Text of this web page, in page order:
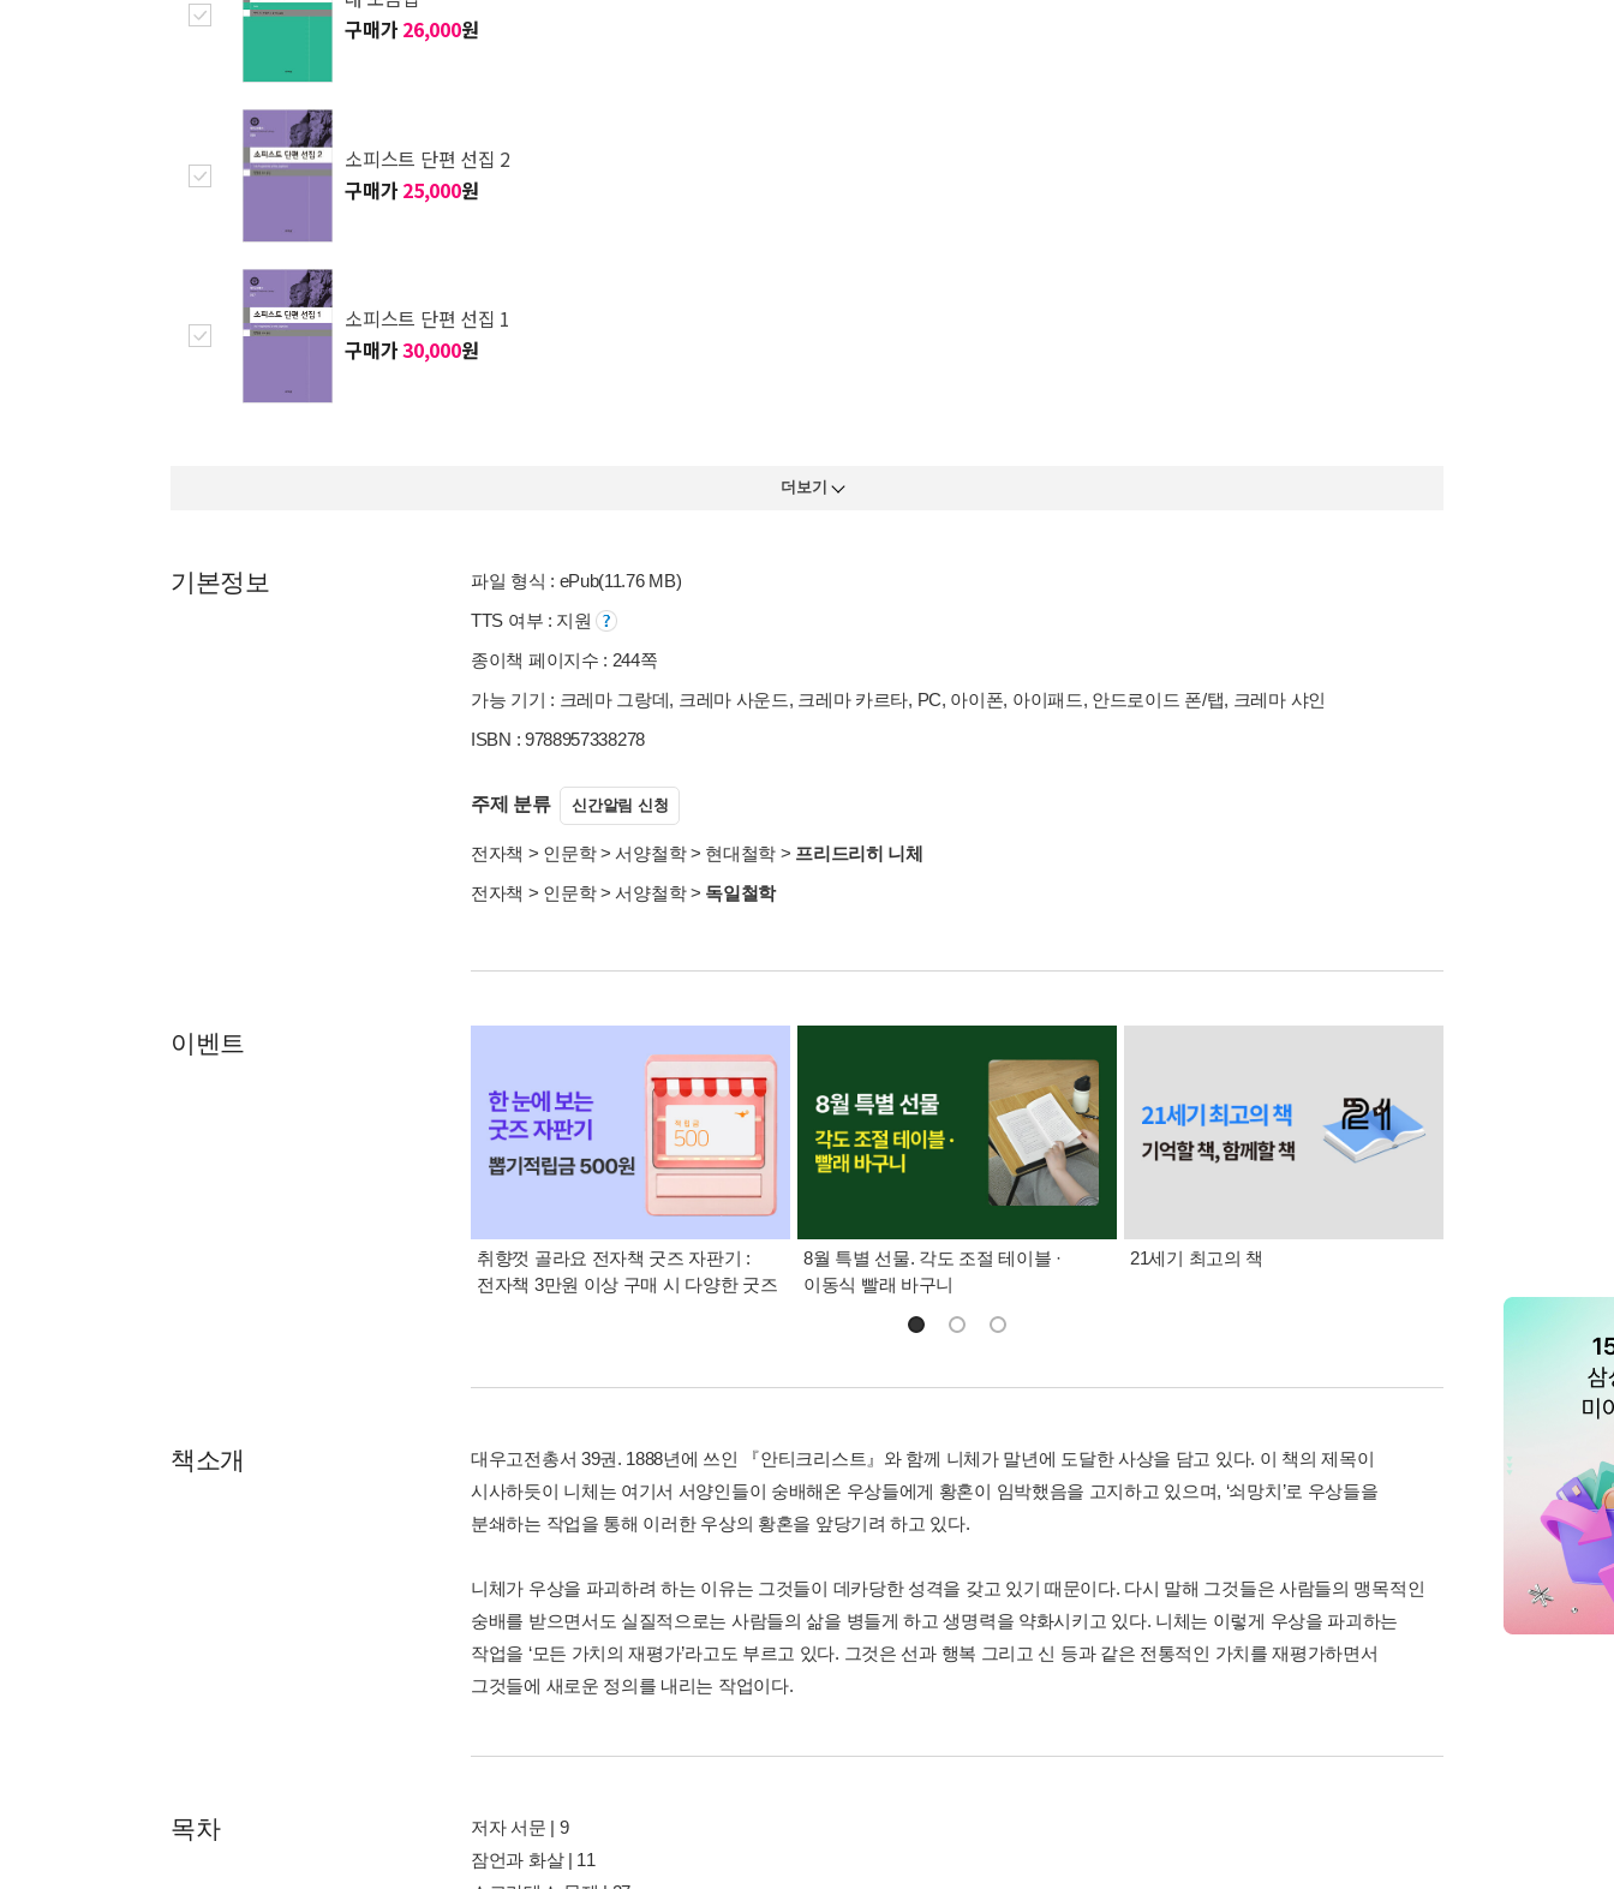
구매가 26,000원
소피스트 단편 선집 2
구매가 25,000원
소피스트 단편 선집 1
구매가30,000원
더보기
기본정보
파일 형식 : ePub(11.76 MB)
TTS 여부 : 지원
종이책 페이지수 : 244쪽
가능 기기 : 크레마 그랑데, 크레마 사운드, 크레마 카르타, PC, 아이폰, 아이패드, 안드로이드 폰/탭, 크레마 샤인
ISBN : 9788957338278
주제 분류 신간알림 신청
전자책 > 인문학>서양철학> 현대철학 > 프리드리히 니체
전자책 > 인문학>서양철학> 독일철학
이벤트
취향껏 골라요 전자책 굿즈 자판기 :
전자책 3만원 이상 구매 시 다양한 굿즈
8월 특별 선물. 각도 조절 테이블 ·
이동식 빨래 바구니
21세기 최고의 책
책소개
대우고전총서 39권. 1888년에 쓰인 『안티크리스트』와 함께 니체가 말년에 도달한 사상을 담고 있다. 이 책의 제목이
시사하듯이 니체는 여기서 서양인들이 숭배해온 우상들에게 황혼이 임박했음을 고지하고 있으며, ‘쇠망치’로 우상들을
분쇄하는 작업을 통해 이러한 우상의 황혼을 앞당기려 하고 있다.
니체가 우상을 파괴하려 하는 이유는 그것들이 데카당한 성격을 갖고 있기 때문이다. 다시 말해 그것들은 사람들의 맹목적인
숭배를 받으면서도 실질적으로는 사람들의 삶을 병들게 하고 생명력을 약화시키고 있다. 니체는 이렇게 우상을 파괴하는
작업을 ‘모든 가치의 재평가’라고도 부르고 있다. 그것은 선과 행복 그리고 신 등과 같은 전통적인 가치를 재평가하면서
그것들에 새로운 정의를 내리는 작업이다.
목차
저자 서문 | 9
잠언과 화살 | 11